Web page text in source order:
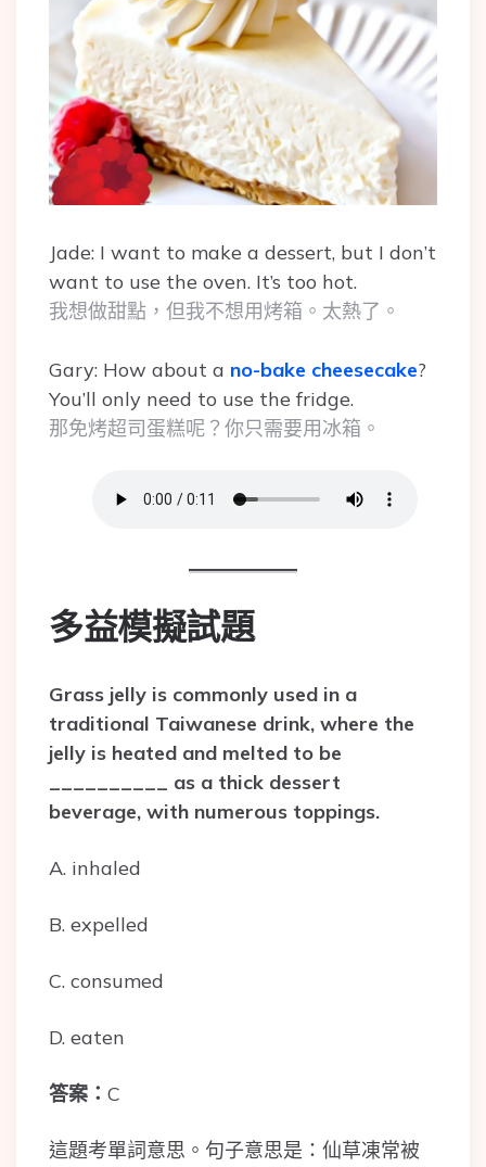
Jade: I want to make a dessert, but I don’t
want to use the oven. It’s too hot.
我想做甜點，但我不想用烤箱。太熱了。
Gary: How about a no-bake cheesecake?
You’ll only need to use the fridge.
那免烤超司蛋糕呢？你只需要用冰箱。
多益模擬試題
Grass jelly is commonly used in a
traditional Taiwanese drink, where the
jelly is heated and melted to be
__________ as a thick dessert
beverage, with numerous toppings.
A. inhaled
B. expelled
C. consumed
D. eaten
答案： C
這題考單詞意思。句子意思是：仙草凍常被